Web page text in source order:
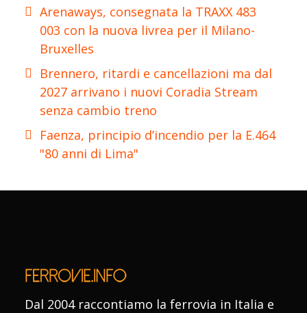
Arenaways, consegnata la TRAXX 483
003 con la nuova livrea per il Milano-
Bruxelles
Brennero, ritardi e cancellazioni ma dal
2027 arrivano i nuovi Coradia Stream
senza cambio treno
Faenza, principio d’incendio per la E.464
"80 anni di Lima"
Dal 2004 raccontiamo la ferrovia in Italia e